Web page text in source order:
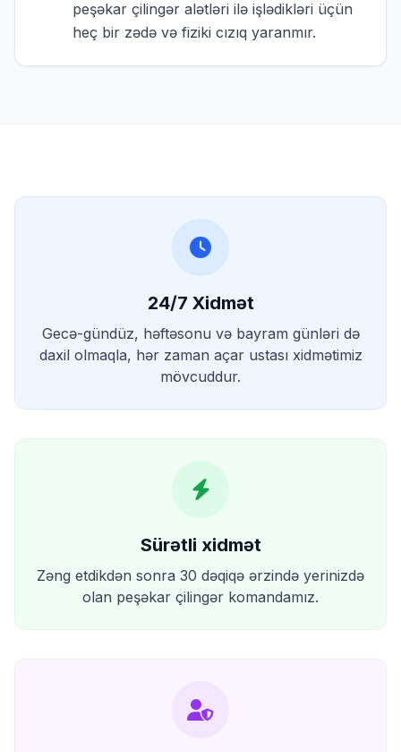
peşəkar çilingər alətləri ilə işlədikləri üçün
heç bir zədə və fiziki cızıq yaranmır.
24/7 Xidmət
Gecə-gündüz, həftəsonu və bayram günləri də
daxil olmaqla, hər zaman açar ustası xidmətimiz
mövcuddur.
Sürətli xidmət
Zəng etdikdən sonra 30 dəqiqə ərzində yerinizdə
olan peşəkar çilingər komandamız.